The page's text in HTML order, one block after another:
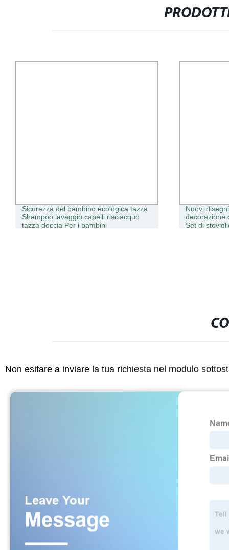
Sicurezza del bambino ecologica tazza
Shampoo lavaggio capelli risciacquo
tazza doccia Per i bambini
Nuovi
decorazione
Set di
Non esitare a inviare la tua richiesta nel modulo